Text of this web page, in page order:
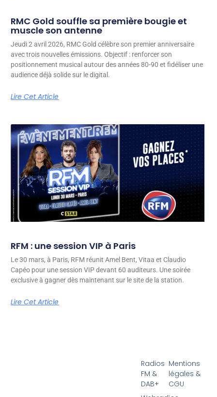
RMC Gold souffle sa première bougie et
muscle son antenne
Jeudi 2 avril 2026, RMC Gold célèbre son premier anniversaire
avec trois nouvelles émissions. Objectif : renforcer son
positionnement musical autour des années 80-90 et fidéliser une
audience déjà solide sur le digital.
Lire Cet Article
RFM : une session VIP à Paris
Le 30 mars, à Paris, RFM réunit Amel Bent, Vitaa et Claudio
Capéo pour une session VIP devant 60 auditeurs. Une soirée
exclusive à gagner dès maintenant sur le site de la station.
Lire Cet Article
Radios
FM &
DAB+
Mentions
légales &
CGU